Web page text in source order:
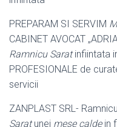
PREPARAM SI SERVIM
CABINET AVOCAT „
Ramnicu Saratinfiintata
PROFESIONALE de
servicii
ZANPLAST SRL-
Saratunei mese caldein